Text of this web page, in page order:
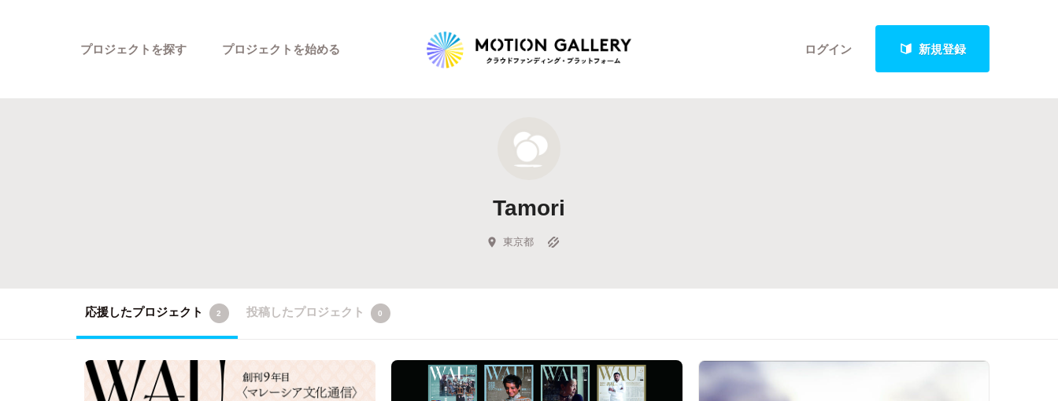
ログイン 新規登録
プロジェクトを探す
新着プロジェクト
Feature
キュレーターから探す
プロジェクトを始める
Tamori
東京都
応援したプロジェクト 2 投稿したプロジェクト 0